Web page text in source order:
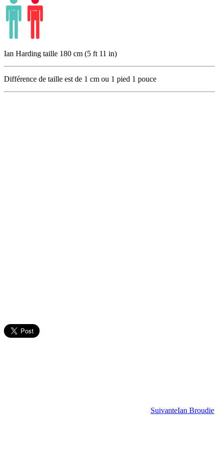
Ian Harding taille 180 cm (5 ft 11 in)
Différence de taille est de 1 cm ou 1 pied 1 pouce
SuivanteIan Broudie